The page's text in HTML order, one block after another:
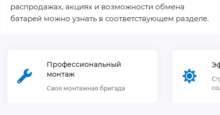
распродажах, акциях и возможности обмена
батарей можно узнать в соответствующем разделе.
Профессиональный
монтаж
Своя монтажная бригада